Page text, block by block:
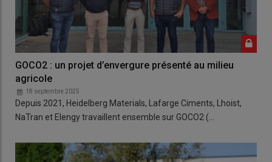
GOCO2 : un projet d’envergure présenté au milieu
agricole
18 septembre 2025
Depuis 2021, Heidelberg Materials, Lafarge Ciments, Lhoist,
NaTran et Elengy travaillent ensemble sur GOCO2 (…